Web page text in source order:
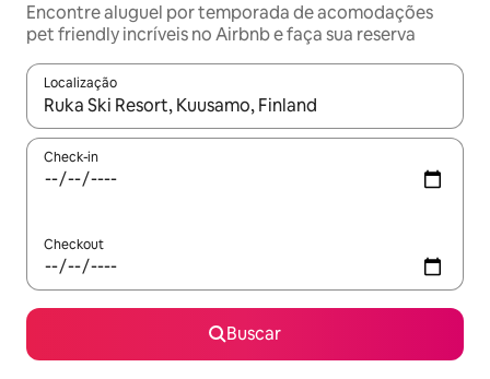
Encontre aluguel por temporada de acomodações
pet friendly incríveis no Airbnb e faça sua reserva
Localização
Quando os resultados estiverem disponíveis, explore-os
Check-in
Checkout
Buscar